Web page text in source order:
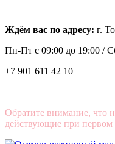
Ждём вас по адресу: г.
Пн-Пт с 09:00 до 19:00 /
+7 901 611 42 10
Обратите внимание, что
действующие при первом